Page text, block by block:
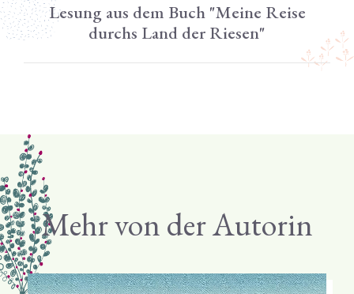
Lesung aus dem Buch "Meine Reise
durchs Land der Riesen"
Mehr von der Autorin